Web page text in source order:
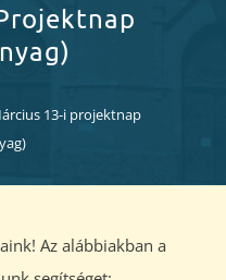
13-i projektnap
Az alábbiakban a